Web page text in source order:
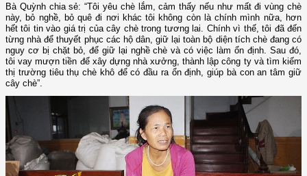
Bà Quỳnh chia sẻ: “Tôi yêu chè lắm, cảm thấy nếu như mất đi vùng chè
này, bỏ nghề, bỏ quê đi nơi khác tôi không còn là chính mình nữa, hơn
hết tôi tin vào giá trị của cây chè trong tương lai. Chính vì thế, tôi đã đến
từng nhà để thuyết phục các hộ dân, giữ lại toàn bộ diện tích chè đang có
nguy cơ bị chặt bỏ, để giữ lại nghề chè và có việc làm ổn định. Sau đó,
tôi vay mượn tiền để xây dựng nhà xưởng, thành lập công ty và tìm kiếm
thị trường tiêu thụ chè khô để có đầu ra ổn định, giúp bà con an tâm giữ
cây chè”.